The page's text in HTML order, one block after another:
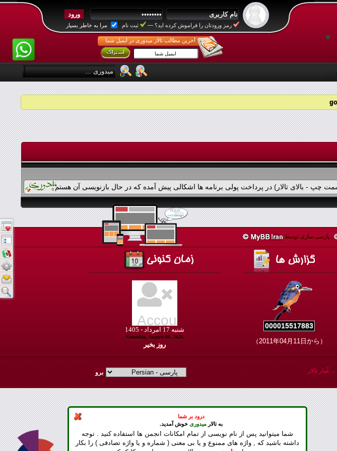
رمز ورودتان را فراموش کرده اید؟ — ثبت نام مرا به خاطر بسپار
درود بر شما
به تالار میدوریخوش آمدید.
شما میتوانید پس از نام نویسی از تمام امکانات انجمن ها استفاده کنید . توجه
داشته باشید که , واژه های ممنوع و یا بی معنی ( شماره و یا واژه تصادفی ) را بکار
آخرین مطالب تالار میدوری در ایمیل شما
.پارسی سازی توسط
شنبه امرداد - 1405
Saturday, August 08, 2026
روز بخير
000015517883
（2011年04月11日から）
- آمار تالار
✾